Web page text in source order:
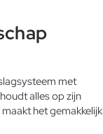
met
alles op zijn
het gemakkelijk